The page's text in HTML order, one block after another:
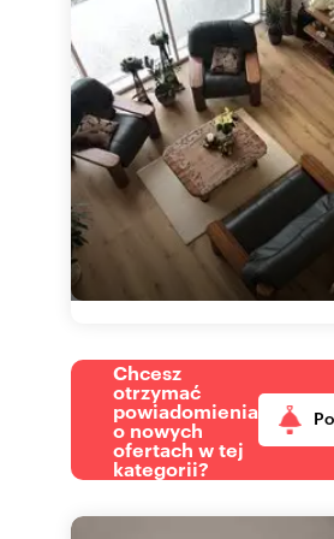
Chcesz
otrzymać
powiadomienia
o nowych
ofertach w tej
kategorii?